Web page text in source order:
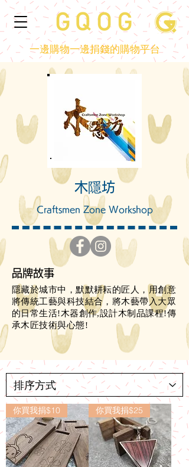
一邊購物一邊捐錢的購物平台
​木隱坊
Craftsmen Zone Workshop
品牌故事
隱藏於城市中，默默耕耘的匠人，用創意
將傳統工藝與科技結合，將木藝帶入大眾
的日常生活!木器創作,設計木制品課程!傳
承木匠技術與心態!
你買我捐$10 你買我捐$25